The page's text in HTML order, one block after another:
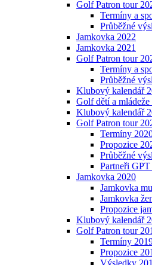
Golf Patron tour
Termíny a
Průběžné
Jamkovka 2022
Jamkovka 2021
Golf Patron tour
Termíny a
Průběžné
Klubový kalendář
Golf dětí a
Klubový kalendář
Golf Patron tour
Termíny
Propozice
Průběžné
Partneři
Jamkovka 2020
Jamkovka
Jamkovka
Propozice
Klubový kalendář
Golf Patron tour
Termíny
Propozice
Výsledky